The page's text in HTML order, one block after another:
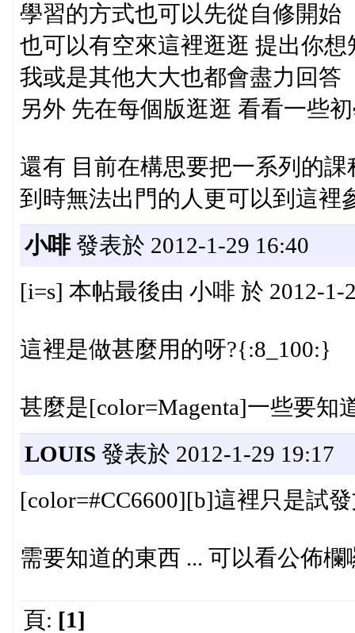
學習的方式也可以先從自修開始
也可以有空來這裡逛逛 提出你想
我或是其他大大也都會盡力回答
另外 先在每個版逛逛 看看一些
還有 目前在構思要把一系列的
到時無法出門的人更可以到這裡
小啡發表於 2012-1-29 16:40
[i=s] 本帖最後由 小啡 於 2012-1-
這裡是做甚麼用的呀?{:8_100:}
甚麼是[color=Magenta]一些要知
LOUIS 發表於 2012-1-29 19:17
[color=#CC6600][b]這裡只是試
需要知道的東西 ... 可以看公佈
頁: [1]